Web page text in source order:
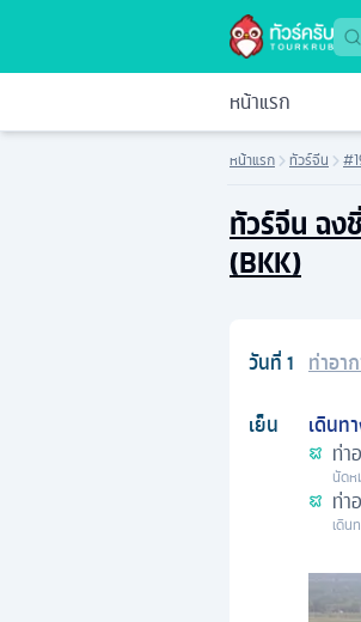
หน้าแรก
หน้าแรก ทัวร์จีน
ทัวร์จีน ฉง
(BKK)
วันที่1 ท่าอา
เย็น
เดินท
ท่า
นัดห
ท่า
เดิน